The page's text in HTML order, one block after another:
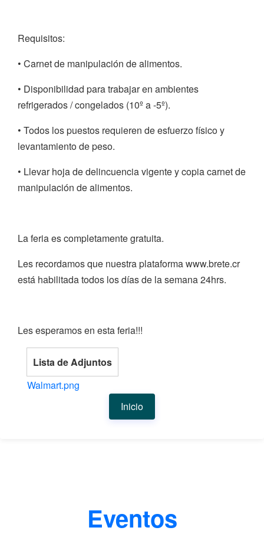
Requisitos:
• Carnet de manipulación de alimentos.
• Disponibilidad para trabajar en ambientes
refrigerados / congelados (10º a -5º).
• Todos los puestos requieren de esfuerzo físico y
levantamiento de peso.
• Llevar hoja de delincuencia vigente y copia carnet de
manipulación de alimentos.
La feria es completamente gratuita.
Les recordamos que nuestra plataforma www.brete.cr
está habilitada todos los días de la semana 24hrs.
Les esperamos en esta feria!!!
Lista de Adjuntos
Walmart.png
Inicio
Eventos